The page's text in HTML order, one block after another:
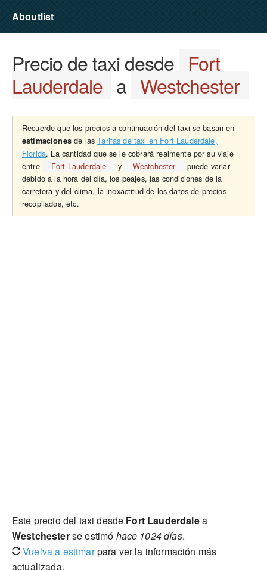
Aboutlist
Precio de taxi desde Fort
Lauderdale a Westchester
Recuerde que los precios a continuación del taxi se basan en
estimacionesde lasTarifas de taxi en Fort Lauderdale,
Florida. La cantidad que se le cobrará realmente por su viaje
entre
Fort Lauderdale y Westchester
puede variar
debido a la hora del día, los peajes, las condiciones de la
carretera y del clima, la inexactitud de los datos de precios
recopilados, etc.
Este precio del taxi desde Fort Lauderdalea
Westchesterse estimó hace 1024 días.
Vuelva a estimarpara ver la información más
actualizada.